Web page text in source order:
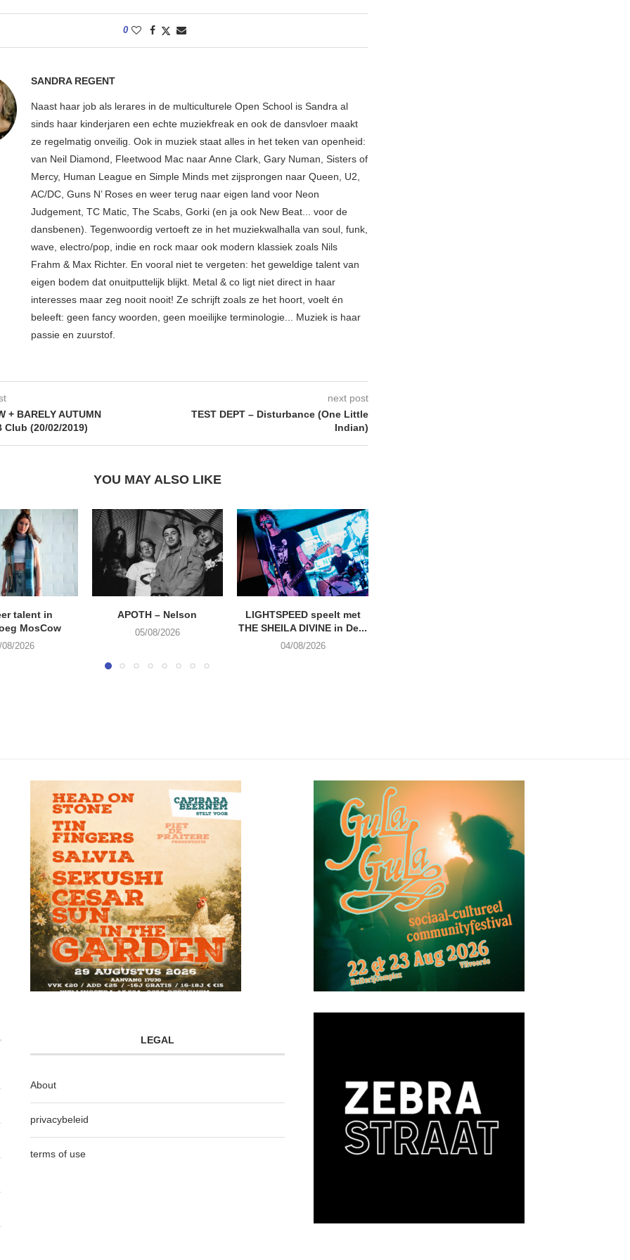
0
SANDRA REGENT
Naast haar job als lerares in de multiculturele Open School is Sandra al
sinds haar kinderjaren een echte muziekfreak en ook de dansvloer maakt
ze regelmatig onveilig. Ook in muziek staat alles in het teken van openheid:
van Neil Diamond, Fleetwood Mac naar Anne Clark, Gary Numan, Sisters of
Mercy, Human League en Simple Minds met zijsprongen naar Queen, U2,
AC/DC, Guns N’ Roses en weer terug naar eigen land voor Neon
Judgement, TC Matic, The Scabs, Gorki (en ja ook New Beat... voor de
dansbenen). Tegenwoordig vertoeft ze in het muziekwalhalla van soul, funk,
wave, electro/pop, indie en rock maar ook modern klassiek zoals Nils
Frahm & Max Richter. En vooral niet te vergeten: het geweldige talent van
eigen bodem dat onuitputtelijk blijkt. Metal & co ligt niet direct in haar
interesses maar zeg nooit nooit! Ze schrijft zoals ze het hoort, voelt én
beleeft: geen fancy woorden, geen moeilijke terminologie... Muziek is haar
passie en zuurstof.
+ BARELY AUTUMN
Club (20/02/2019)
next post
TEST DEPT – Disturbance (One Little
Indian)
YOU MAY ALSO LIKE
talent in
MosCow
08/2026
APOTH – Nelson
05/08/2026
LIGHTSPEED speelt met
THE SHEILA DIVINE in De...
04/08/2026
LEGAL
About
privacybeleid
terms of use